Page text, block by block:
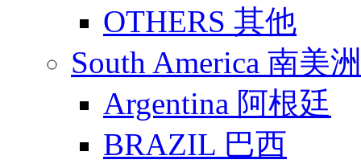
OTHERS 其他
South America 南美洲
Argentina 阿根廷
BRAZIL 巴西